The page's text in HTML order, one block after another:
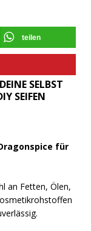
teilen
SELBST
SEIFEN
für
an Fetten, Ölen,